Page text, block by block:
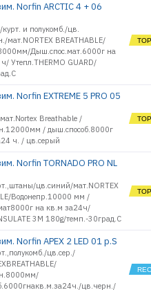
Norfin ARCTIC 4 + 06
и полукомб./цв.
мат.NORTEX BREATHABLE/
Дыш.спос.мат.6000г на
Утепл.THERMO GUARD/
Norfin EXTREME 5 PRO 05
Breathable /
/ дыш.способ.8000г
ч. / цв.серый
Norfin TORNADO PRO NL
цв.синий/мат.NORTEX
Водонепр.10000 мм /
на кв.м за24ч/
3M 180g/темп.-30град.С
Norfin APEX 2 LED 01 р.S
цв.сер./
цв.черн./